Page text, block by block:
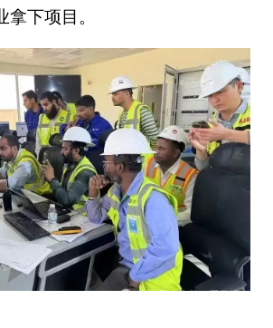
下项目。